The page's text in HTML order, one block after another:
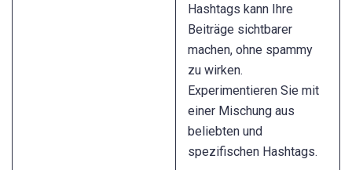
Hashtags kann Ihre
Beiträge sichtbarer
machen, ohne spammy
zu wirken.
Experimentieren Sie mit
einer Mischung aus
beliebten und
spezifischen Hashtags.